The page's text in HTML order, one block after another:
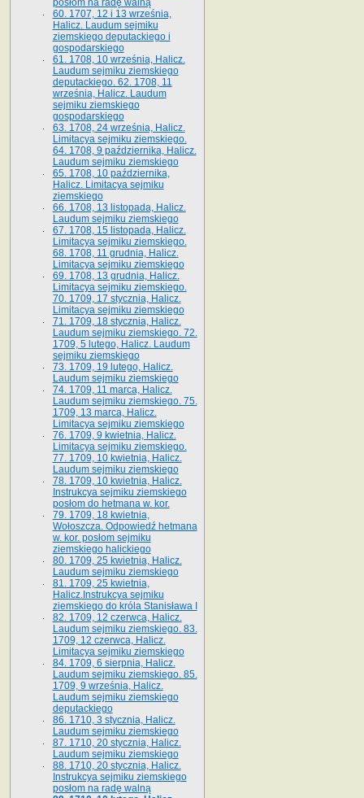
posłom na radę walną
60. 1707, 12 i 13 września,
Halicz. Laudum sejmiku
ziemskiego deputackiego i
gospodarskiego
61. 1708, 10 września, Halicz.
Laudum sejmiku ziemskiego
deputackiego. 62. 1708, 11
września, Halicz. Laudum
sejmiku ziemskiego
gospodarskiego
63. 1708, 24 września, Halicz.
Limitacya sejmiku ziemskiego.
64. 1708, 9 października, Halicz.
Laudum sejmiku ziemskiego
65­. 1708, 10 października,
Halicz. Limitacya sejmiku
ziemskiego
66. 1708, 13 listopada, Halicz.
Laudum sejmiku ziemskiego
67. 1708, 15 listopada, Halicz.
Limitacya sejmiku ziemskiego.
68. 1708, 11 grudnia, Halicz.
Limitacya sejmiku ziemskiego
69. 1708, 13 grudnia, Halicz.
Limitacya sejmiku ziemskiego.
70. 1709, 17 stycznia, Halicz.
Limitacya sejmiku ziemskiego
71. 1709, 18 stycznia, Halicz.
Laudum sejmiku ziemskiego. 72.
1709, 5 lutego, Halicz. Laudum
sejmiku ziemskiego
73. 1709, 19 lutego, Halicz.
Laudum sejmiku ziemskiego
74. 1709, 11 marca, Halicz.
Laudum sejmiku ziemskiego. 75.
1709, 13 marca, Halicz.
Limitacya sejmiku ziemskiego
76. 1709, 9 kwietnia, Halicz.
Limitacya sejmiku ziemskiego.
77. 1709, 10 kwietnia, Halicz.
Laudum sejmiku ziemskiego
78. 1709, 10 kwietnia, Halicz.
Instrukcya sejmiku ziemskiego
posłom do hetmana w. kor.
79. 1709, 18 kwietnia,
Wołoszcza. Odpowiedź hetmana
w. kor. posłom sejmiku
ziemskiego halickiego
80. 1709, 25 kwietnia, Halicz.
Laudum sejmiku ziemskiego
81. 1709, 25 kwietnia,
Halicz.Instrukcya sejmiku
ziemskiego do króla Stanisława I
82. 1709, 12 czerwca, Halicz.
Laudum sejmiku ziemskiego. 83.
1709, 12 czerwca, Halicz.
Limitacya sejmiku ziemskiego
84. 1709, 6 sierpnia, Halicz.
Laudum sejmiku ziemskiego. 85.
1709, 9 września, Halicz.
Laudum sejmiku ziemskiego
deputackiego
86. 1710, 3 stycznia, Halicz.
Laudum sejmiku ziemskiego
87. 1710, 20 stycznia, Halicz.
Laudum sejmiku ziemskiego
88. 1710, 20 stycznia, Halicz.
Instrukcya sejmiku ziemskiego
posłom na radę walną